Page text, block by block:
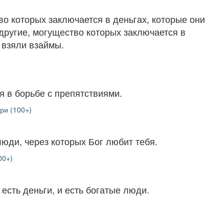
которых заключается в деньгах, которые они
могущество которых заключается в
взаймы.
в борьбе с препятствиями.
(100+)
через которых Бог любит тебя.
деньги, и есть богатые люди.